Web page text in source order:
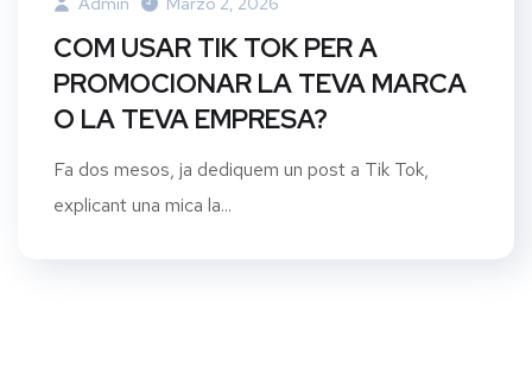
COM USAR TIK TOK PER A
PROMOCIONAR LA TEVA MARCA
O LA TEVA EMPRESA?
Fa dos mesos, ja dediquem un post a Tik Tok,
explicant una mica la...